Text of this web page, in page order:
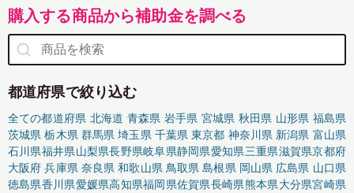
購入する商品から補助金を調べる
都道府県で絞り込む
全ての都道府県 北海道 青森県 岩手県 宮城県 秋田県 山形県 福島県
茨城県 栃木県 群馬県 埼玉県 千葉県 東京都 神奈川県 新潟県 富山県
石川県福井県山梨県長野県岐阜県静岡県愛知県三重県滋賀県京都府
大阪府 兵庫県 奈良県 和歌山県 鳥取県 島根県 岡山県 広島県 山口県
徳島県香川県愛媛県高知県福岡県佐賀県長崎県熊本県大分県宮崎県